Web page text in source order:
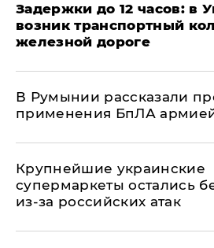
Задержки до 12 часов: в
возник транспортный
железной дороге
В Румынии рассказали
применения БпЛА
Крупнейшие украинские
супермаркеты остались
из-за российских атак